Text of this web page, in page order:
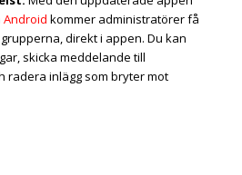
Android kommer administratörer få
direkt i appen. Du kan
skicka meddelande till
radera inlägg som bryter mot